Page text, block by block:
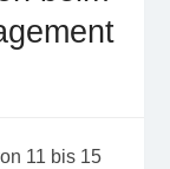
11 bis 15